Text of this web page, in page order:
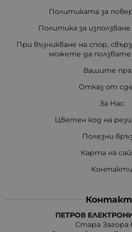
Политиката за
Политика за
При възникване на спор,
можете да
Вашите
Отказ от
За Нас
Цветен код на
Полезни
Карта на
Контакти
ПЕТРОВ
Стара Загора